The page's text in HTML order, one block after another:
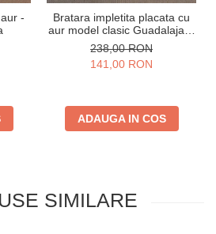
-
Bratara impletita placata cu
aur model clasic Guadalajara
- 19 cm
238,00 RON
141,00 RON
ADAUGA IN COS
SIMILARE